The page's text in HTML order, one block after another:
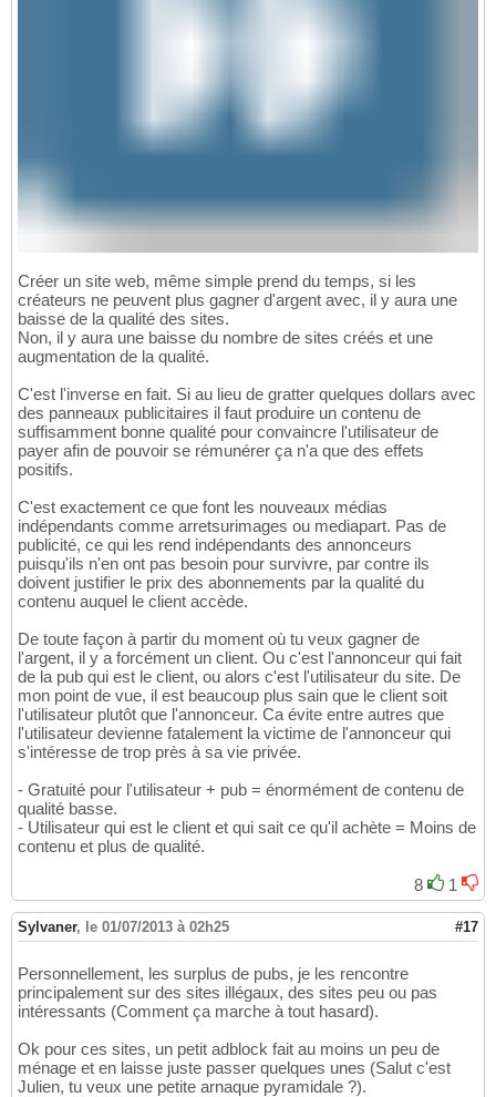
Créer un site web, même simple prend du temps, si les
créateurs ne peuvent plus gagner d'argent avec, il y aura une
baisse de la qualité des sites.
Non, il y aura une baisse du nombre de sites créés et une
augmentation de la qualité.
C'est l'inverse en fait. Si au lieu de gratter quelques dollars avec
des panneaux publicitaires il faut produire un contenu de
suffisamment bonne qualité pour convaincre l'utilisateur de
payer afin de pouvoir se rémunérer ça n'a que des effets
positifs.
C'est exactement ce que font les nouveaux médias
indépendants comme arretsurimages ou mediapart. Pas de
publicité, ce qui les rend indépendants des annonceurs
puisqu'ils n'en ont pas besoin pour survivre, par contre ils
doivent justifier le prix des abonnements par la qualité du
contenu auquel le client accède.
De toute façon à partir du moment où tu veux gagner de
l'argent, il y a forcément un client. Ou c'est l'annonceur qui fait
de la pub qui est le client, ou alors c'est l'utilisateur du site. De
mon point de vue, il est beaucoup plus sain que le client soit
l'utilisateur plutôt que l'annonceur. Ca évite entre autres que
l'utilisateur devienne fatalement la victime de l'annonceur qui
s'intéresse de trop près à sa vie privée.
- Gratuité pour l'utilisateur + pub = énormément de contenu de
qualité basse.
- Utilisateur qui est le client et qui sait ce qu'il achète = Moins de
contenu et plus de qualité.
8 1
Sylvaner, le 01/07/2013 à 02h25 #17
Personnellement, les surplus de pubs, je les rencontre
principalement sur des sites illégaux, des sites peu ou pas
intéressants (Comment ça marche à tout hasard).
Ok pour ces sites, un petit adblock fait au moins un peu de
ménage et en laisse juste passer quelques unes (Salut c'est
Julien, tu veux une petite arnaque pyramidale ?).